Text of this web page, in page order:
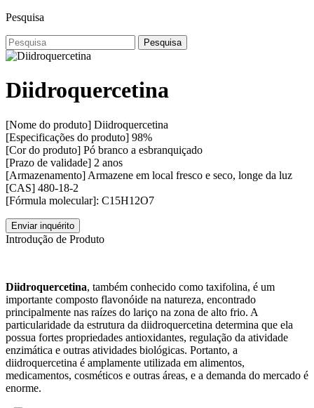
Pesquisa
Pesquisa
Diidroquercetina
[Nome do produto] Diidroquercetina
[Especificações do produto] 98%
[Cor do produto] Pó branco a esbranquiçado
[Prazo de validade] 2 anos
[Armazenamento] Armazene em local fresco e seco, longe da luz
[CAS] 480-18-2
[Fórmula molecular]: C15H12O7
Enviar inquérito
Introdução de Produto
Diidroquercetina, também conhecido como taxifolina, é um
importante composto flavonóide na natureza, encontrado
principalmente nas raízes do lariço na zona de alto frio. A
particularidade da estrutura da diidroquercetina determina que ela
possua fortes propriedades antioxidantes, regulação da atividade
enzimática e outras atividades biológicas. Portanto, a
diidroquercetina é amplamente utilizada em alimentos,
medicamentos, cosméticos e outras áreas, e a demanda do mercado é
enorme.